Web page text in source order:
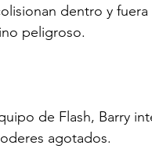
dentro y
peligroso.
de Flash, Barry
agotados.